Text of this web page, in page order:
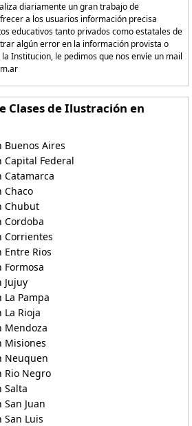
diariamente un gran trabajo de
a los usuarios información precisa
educativos tanto privados como estatales de
algún error en la información provista o
Institucion, le pedimos que nos envíe un mail
Clases de Ilustración en
Buenos Aires
Capital Federal
Catamarca
Chaco
Chubut
Cordoba
Corrientes
Entre Rios
Formosa
Jujuy
Pampa
Rioja
Mendoza
Misiones
Neuquen
Rio Negro
Salta
Juan
San Luis